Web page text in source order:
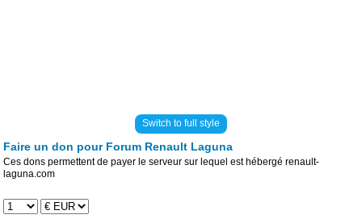
Switch to full style
Faire un don pour Forum Renault Laguna
Ces dons permettent de payer le serveur sur lequel est hébergé renault-
laguna.com